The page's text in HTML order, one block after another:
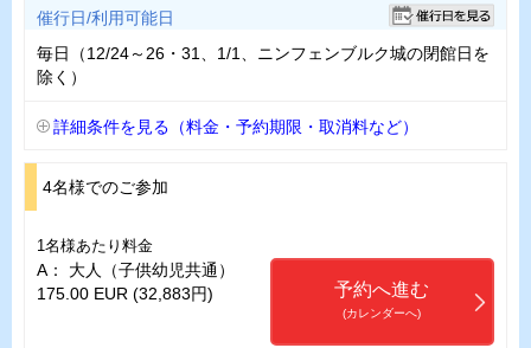
催行日/利用可能日
毎日（12/24～26・31、1/1、ニンフェンブルク城の閉館日を
除く）
詳細条件を見る（料金・予約期限・取消料など）
4名様でのご参加
1名様あたり料金
A： 大人（子供幼児共通）
175.00 EUR (32,883円)
予約へ進む
(カレンダーへ)